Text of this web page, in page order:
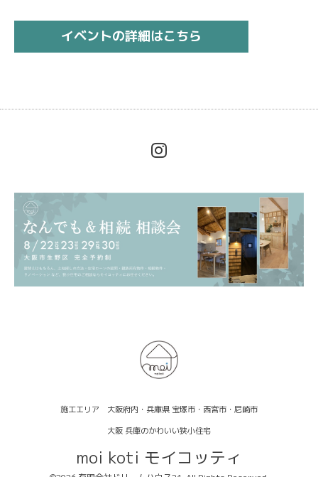
イベントの詳細はこちら
施工エリア 大阪府内・兵庫県 宝塚市・西宮市・尼崎市
大阪 兵庫のかわいい狭小住宅
moi koti モイコッティ